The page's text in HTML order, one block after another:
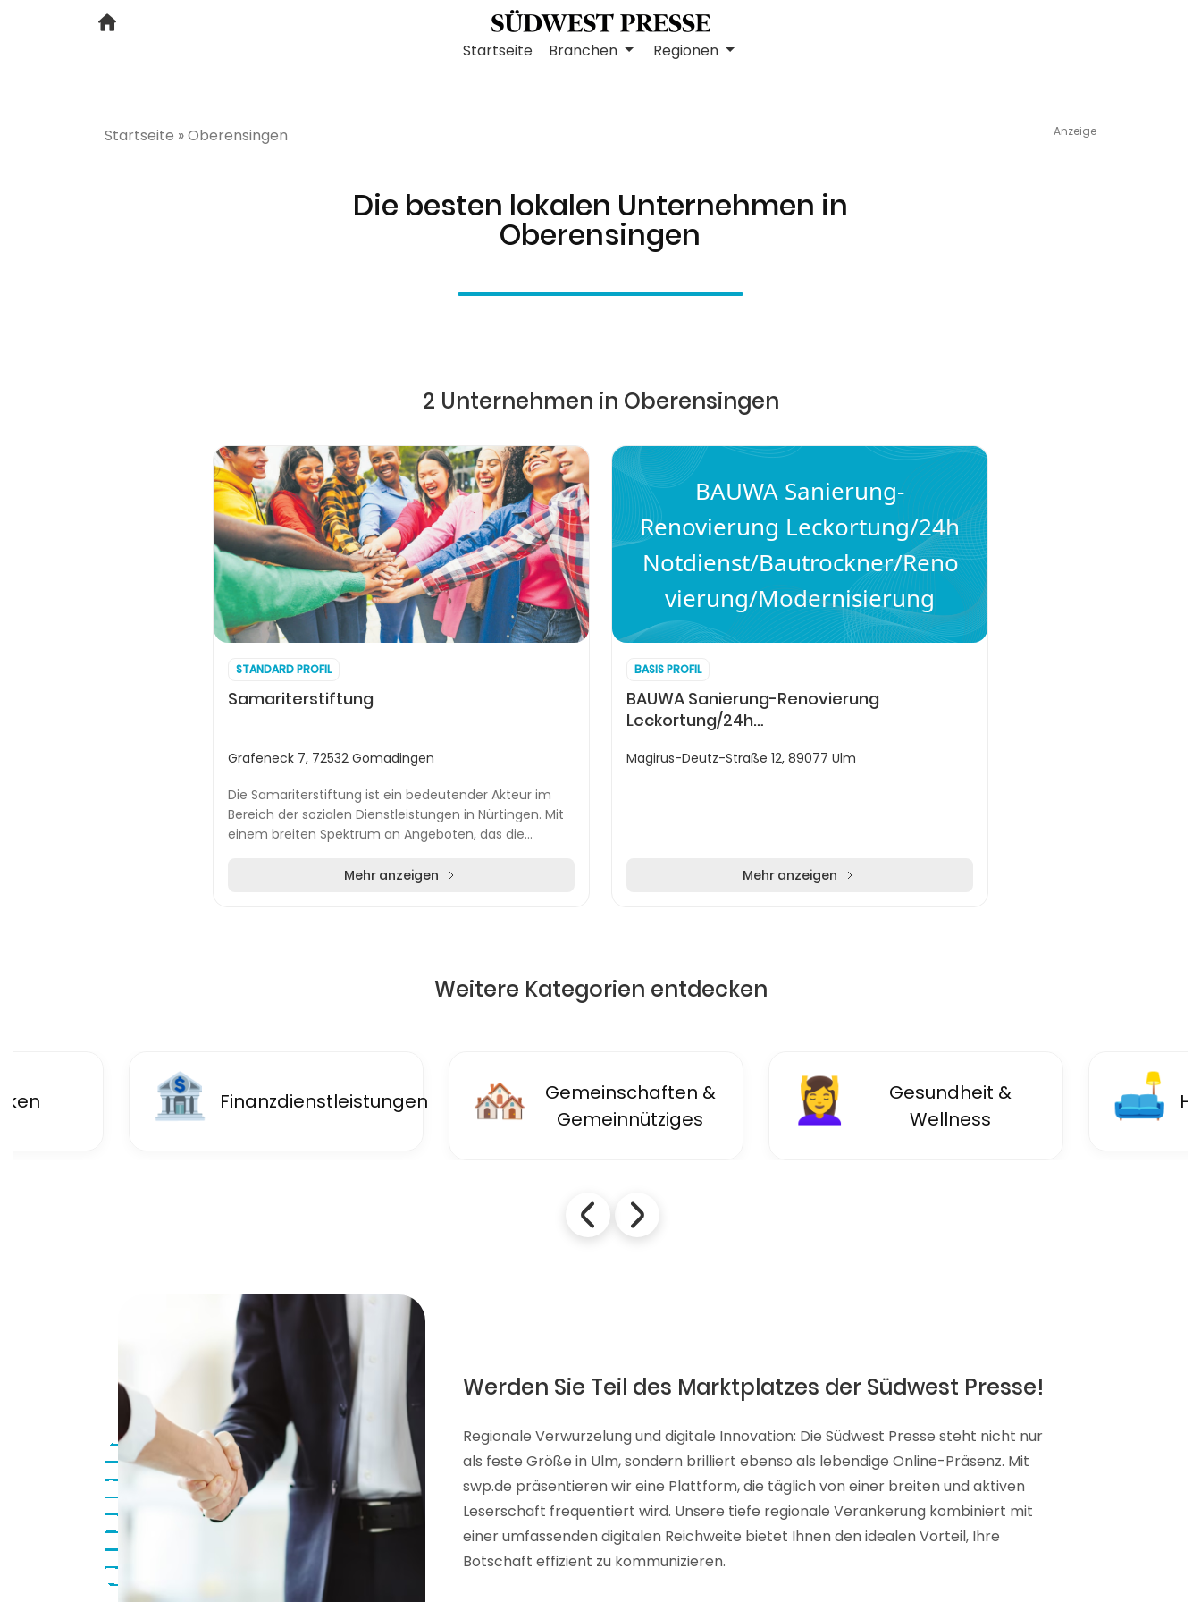
Startseite Branchen Regionen
Startseite »Oberensingen Anzeige
Die besten lokalen Unternehmen in
Oberensingen
2 Unternehmen in Oberensingen
STANDARD PROFIL
Samariterstiftung
Grafeneck 7, 72532 Gomadingen
Die Samariterstiftung ist ein bedeutender Akteur im
Bereich der sozialen Dienstleistungen in Nürtingen. Mit
einem breiten Spektrum an Angeboten, das die
Mehr anzeigen
BAUWA Sanierung-
Renovierung Leckortung/24h
Notdienst/Bautrockner/Reno
vierung/Modernisierung
BASIS PROFIL
BAUWA Sanierung-Renovierung
Leckortung/24h
Magirus-Deutz-Straße 12, 89077 Ulm
Mehr anzeigen
Weitere Kategorien entdecken
🏦 Finanzdienstleistungen 🏘️
Gemeinschaften &
Gemeinnütziges
💆‍♀️
Gesundheit &
Wellness
🛋
Werden Sie Teil des Marktplatzes der Südwest Presse!
Regionale Verwurzelung und digitale Innovation: Die Südwest Presse steht nicht nur
als feste Größe in Ulm, sondern brilliert ebenso als lebendige Online-Präsenz. Mit
swp.de präsentieren wir eine Plattform, die täglich von einer breiten und aktiven
Leserschaft frequentiert wird. Unsere tiefe regionale Verankerung kombiniert mit
einer umfassenden digitalen Reichweite bietet Ihnen den idealen Vorteil, Ihre
Botschaft effizient zu kommunizieren.